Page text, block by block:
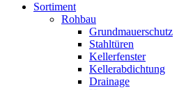
Sortiment
Rohbau
Grundmauerschutz
Stahltüren
Kellerfenster
Kellerabdichtung
Drainage